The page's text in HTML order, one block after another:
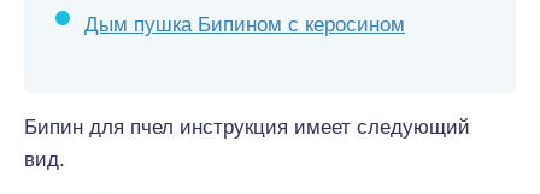
Дым пушка Бипином с керосином
Бипин для пчел инструкция имеет следующий
вид.